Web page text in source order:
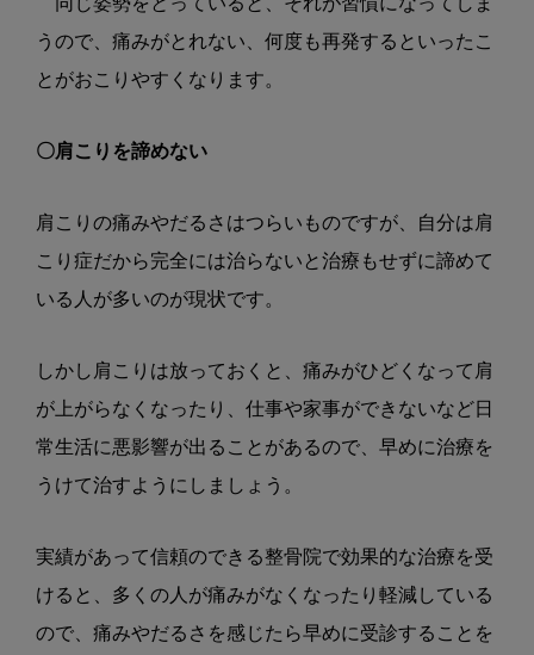
うので、痛みがとれない、何度も再発するといったこ
とがおこりやすくなります。
〇肩こりを諦めない
肩こりの痛みやだるさはつらいものですが、自分は肩
こり症だから完全には治らないと治療もせずに諦めて
いる人が多いのが現状です。
しかし肩こりは放っておくと、痛みがひどくなって肩
が上がらなくなったり、仕事や家事ができないなど日
常生活に悪影響が出ることがあるので、早めに治療を
うけて治すようにしましょう。
実績があって信頼のできる整骨院で効果的な治療を受
けると、多くの人が痛みがなくなったり軽減している
ので、痛みやだるさを感じたら早めに受診することを